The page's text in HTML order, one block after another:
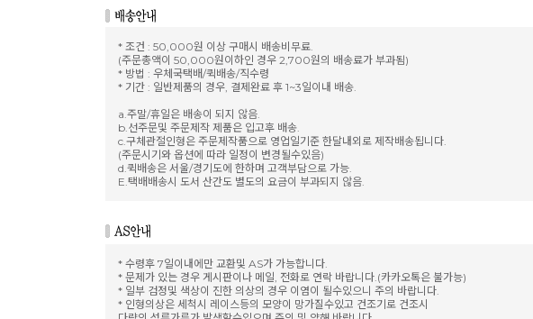
* 조건 : 50,000원 이상 구매시 배송비무료.
(주문총액이 50,000원이하인 경우 2,700원의 배송료가 부과됨)
* 방법 : 우체국택배/퀵배송/직수령
* 기간 : 일반제품의 경우, 결제완료 후 1~3일이내 배송.
a.주말/휴일은 배송이 되지 않음.
b.선주문및 주문제작 제품은 입고후 배송.
c.구체관절인형은 주문제작품으로 영업일기준 한달내외로 제작배송됩니다.
(주문시기와 옵션에 따라 일정이 변경될수있음)
d.퀵배송은 서울/경기도에 한하며 고객부담으로 가능.
E.택배배송시 도서 산간도 별도의 요금이 부과되지 않음.
* 수령후 7일이내에만 교환및 AS가 가능합니다.
* 문제가 있는 경우 게시판이나 메일, 전화로 연락 바랍니다.(카카오톡은 불가능)
* 일부 검정및 색상이 진한 의상의 경우 이염이 될수있으니 주의 바랍니다.
* 인형의상은 세척시 레이스등의 모양이 망가질수있고 건조기로 건조시